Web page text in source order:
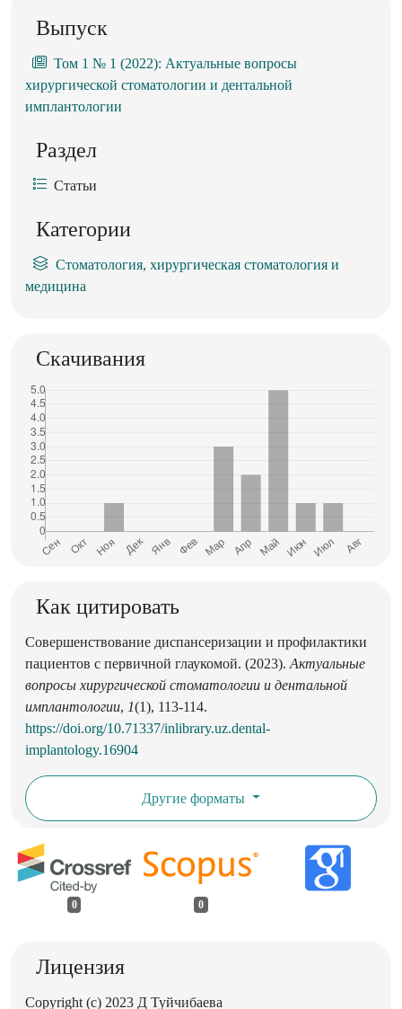
Выпуск
Том 1 № 1 (2022): Актуальные вопросы
хирургической стоматологии и дентальной
имплантологии
Раздел
Статьи
Категории
Стоматология, хирургическая стоматология и
медицина
Скачивания
Как цитировать
Совершенствование диспансеризации и профилактики
пациентов с первичной глаукомой. (2023). Актуальные
вопросы хирургической стоматологии и дентальной
имплантологии, 1(1), 113-114.
https://doi.org/10.71337/inlibrary.uz.dental-
implantology.16904
Другие форматы
0 0
Лицензия
Copyright (c) 2023 Д Туйчибаева